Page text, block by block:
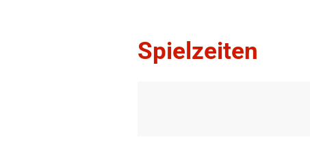
Spielzeiten